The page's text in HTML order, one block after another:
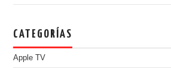
CATEGORÍAS
Apple TV